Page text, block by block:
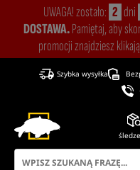
UWAGA! zostało: 2 dni
DOSTAWA.Pamiętaj, aby
promocji znajdziesz
Szybka wysyłka